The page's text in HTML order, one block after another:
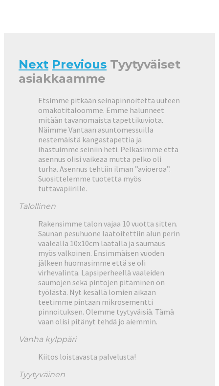
Next Previous Tyytyväiset
asiakkaamme
Etsimme pitkään seinäpinnoitetta uuteen
omakotitaloomme. Emme halunneet
mitään tavanomaista tapettikuviota.
Näimme Vantaan asuntomessuilla
nestemäistä kangastapettia ja
ihastuimme seiniin heti. Pelkäsimme että
asennus olisi vaikeaa mutta pelko oli
turha. Asennus tehtiin ilman ”avioeroa”.
Suosittelemme tuotetta myös
tuttavapiirille.
Talollinen
Rakensimme talon vajaa 10 vuotta sitten.
Saunan pesuhuone laatoitettiin alun perin
vaalealla 10x10cm laatalla ja saumaus
myös valkoinen. Ensimmäisen vuoden
jälkeen huomasimme että se oli
virhevalinta. Lapsiperheellä vaaleiden
saumojen sekä pintojen pitäminen on
työlästä. Nyt kesällä lomien aikaan
teetimme pintaan mikrosementti
pinnoituksen. Olemme tyytyväisiä. Tämä
vaan olisi pitänyt tehdä jo aiemmin.
Vanha kylppäri
Kiitos loistavasta palvelusta!
Tyytyväinen